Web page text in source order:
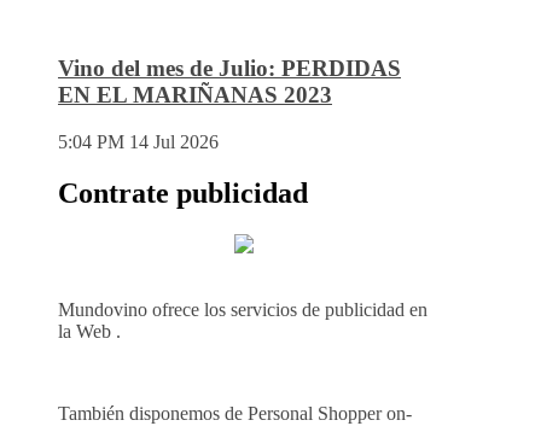
Vino del mes de Julio: PERDIDAS
EN EL MARIÑANAS 2023
5:04 PM 14 Jul 2026
Contrate publicidad
Mundovino ofrece los servicios de publicidad en
la Web .
También disponemos de Personal Shopper on-